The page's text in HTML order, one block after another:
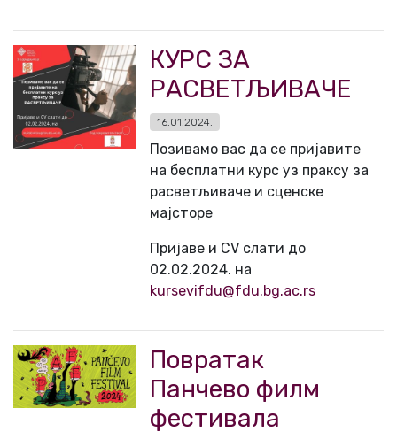
КУРС ЗА
РАСВЕТЉИВАЧЕ
16.01.2024.
Позивамо вас да се пријавите
на бесплатни курс уз праксу за
расветљиваче и сценске
мајсторе
Пријаве и CV слати до
02.02.2024. на
kursevifdu@fdu.bg.ac.rs
Повратак
Панчево филм
фестивала